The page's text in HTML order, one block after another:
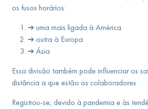
os fusos horários:
➔ uma mais ligada à América
➔ outra à Europa
➔ Ásia.
Essa divisão também pode influenciar os
distância a que estão os colaboradores.
Registrou-se, devido à pandemia e às